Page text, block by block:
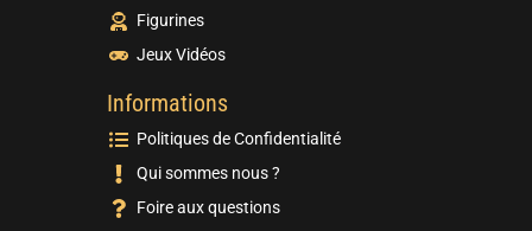
Figurines
Jeux Vidéos
Informations
Politiques de Confidentialité
Qui sommes nous ?
Foire aux questions